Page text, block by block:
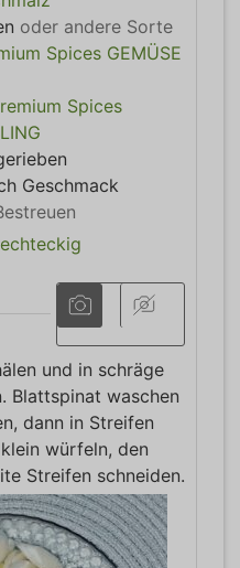
oder andere Sorte
Spices GEMÜSE
Spices
Geschmack
und in schräge
Blattspinat waschen
dann in Streifen
würfeln, den
Streifen schneiden.